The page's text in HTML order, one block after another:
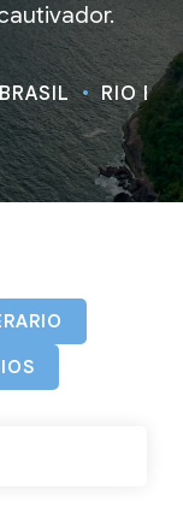
BRASIL RÍO